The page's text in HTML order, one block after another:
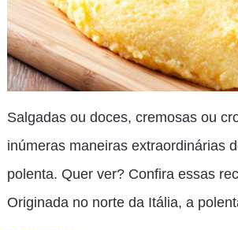
Salgadas ou doces, cremosas ou
inúmeras maneiras extraordinárias
polenta. Quer ver? Confira essas
Originada no norte da Itália, a